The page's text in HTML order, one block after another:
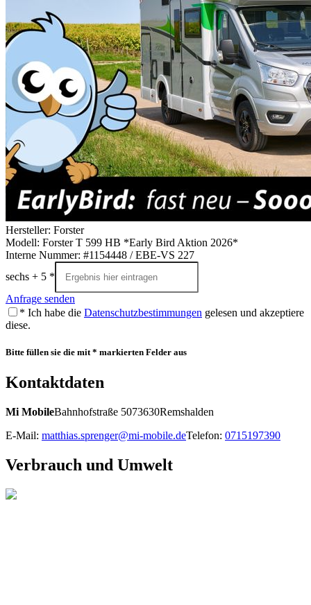
Hersteller: Forster
Modell: Forster T 599 HB *Early Bird Aktion 2026*
Interne Nummer: #1154448 / EBE-VS 227
sechs + 5 *
Anfrage senden
* Ich habe die Datenschutzbestimmungen gelesen und akzeptiere
diese.
Bitte füllen sie die mit * markierten Felder aus
Kontaktdaten
Mi MobileBahnhofstraße 5073630Remshalden
E-Mail: matthias.sprenger@mi-mobile.deTelefon: 0715197390
Verbrauch und Umwelt